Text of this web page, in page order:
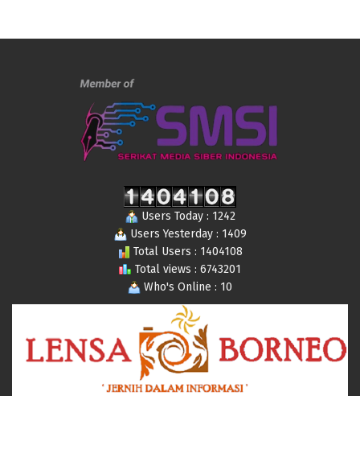
Users Today : 1242
Users Yesterday : 1409
Total Users : 1404108
Total views : 6743201
Who's Online : 10